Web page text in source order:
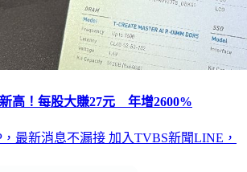
高！每股大賺27元 年增2600%
最新消息不漏接 加入TVBS新聞LINE，